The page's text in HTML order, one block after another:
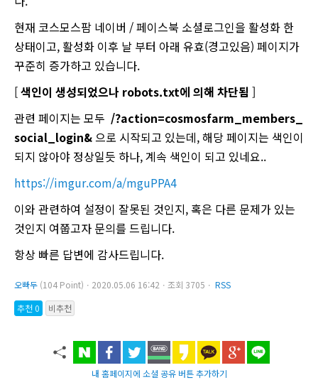
현재 코스모스팜 네이버 / 페이스북 소셜로그인을 활성화 한
상태이고, 활성화 이후 날 부터 아래 유효(경고있음) 페이지가
꾸준히 증가하고 있습니다.
[색인이 생성되었으나 robots.txt에 의해 차단됨 ]
관련 페이지는 모두 /?action=cosmosfarm_members_
social_login&으로 시작되고 있는데, 해당 페이지는 색인이
되지 않아야 정상일듯 하나, 계속 색인이 되고 있네요..
https://imgur.com/a/mguPPA4
이와 관련하여 설정이 잘못된 것인지, 혹은 다른 문제가 있는
것인지 여쭙고자 문의를 드립니다.
항상 빠른 답변에 감사드립니다.
오빠두 (104 Point)ㆍ2020.05.06 16:42ㆍ조회 3705ㆍ RSS
추천 0
비추천
내 홈페이지에 소셜 공유 버튼 추가하기